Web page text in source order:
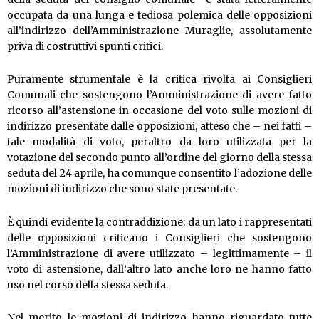
occupata da una lunga e tediosa polemica delle opposizioni
all’indirizzo dell’Amministrazione Muraglie, assolutamente
priva di costruttivi spunti critici.
Puramente strumentale è la critica rivolta ai Consiglieri
Comunali che sostengono l’Amministrazione di avere fatto
ricorso all’astensione in occasione del voto sulle mozioni di
indirizzo presentate dalle opposizioni, atteso che – nei fatti –
tale modalità di voto, peraltro da loro utilizzata per la
votazione del secondo punto all’ordine del giorno della stessa
seduta del 24 aprile, ha comunque consentito l’adozione delle
mozioni di indirizzo che sono state presentate.
È quindi evidente la contraddizione: da un lato i rappresentati
delle opposizioni criticano i Consiglieri che sostengono
l’Amministrazione di avere utilizzato – legittimamente – il
voto di astensione, dall’altro lato anche loro ne hanno fatto
uso nel corso della stessa seduta.